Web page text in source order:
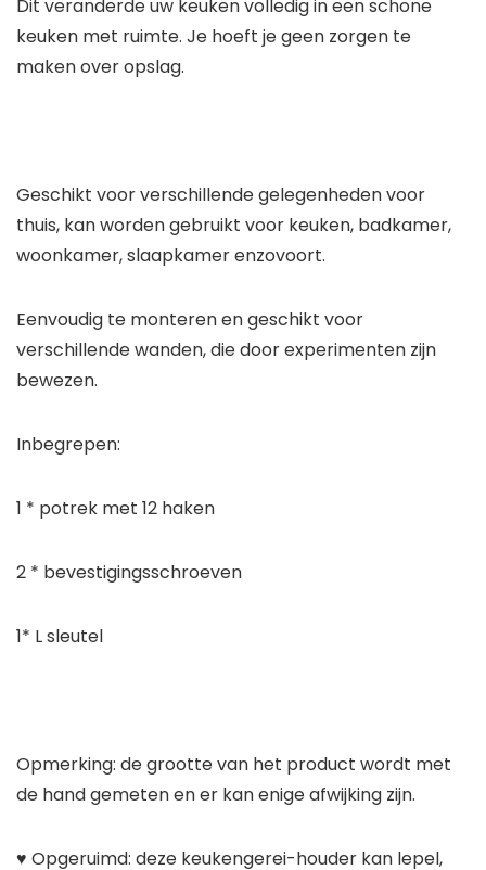
Dit veranderde uw keuken volledig in een schone
keuken met ruimte. Je hoeft je geen zorgen te
maken over opslag.
Geschikt voor verschillende gelegenheden voor
thuis, kan worden gebruikt voor keuken, badkamer,
woonkamer, slaapkamer enzovoort.
Eenvoudig te monteren en geschikt voor
verschillende wanden, die door experimenten zijn
bewezen.
Inbegrepen:
1 * potrek met 12 haken
2 * bevestigingsschroeven
1* L sleutel
Opmerking: de grootte van het product wordt met
de hand gemeten en er kan enige afwijking zijn.
♥ Opgeruimd: deze keukengerei-houder kan lepel,